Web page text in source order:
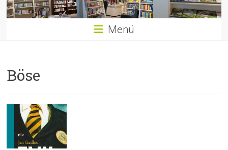
Menü
Böse